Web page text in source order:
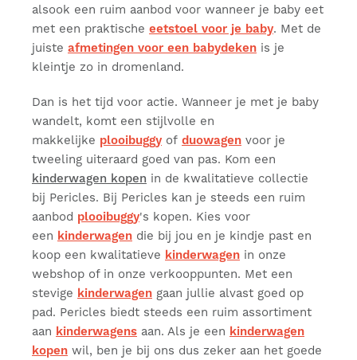
alsook een ruim aanbod voor wanneer je baby eet
met een praktische eetstoel voor je baby. Met de
juiste afmetingen voor een babydeken is je
kleintje zo in dromenland.
Dan is het tijd voor actie. Wanneer je met je baby
wandelt, komt een stijlvolle en
makkelijke plooibuggy of duowagen voor je
tweeling uiteraard goed van pas. Kom een
kinderwagen kopen in de kwalitatieve collectie
bij Pericles. Bij Pericles kan je steeds een ruim
aanbod plooibuggy's kopen. Kies voor
een kinderwagen die bij jou en je kindje past en
koop een kwalitatieve kinderwagen in onze
webshop of in onze verkooppunten. Met een
stevige kinderwagen gaan jullie alvast goed op
pad. Pericles biedt steeds een ruim assortiment
aan kinderwagens aan. Als je een kinderwagen
kopen wil, ben je bij ons dus zeker aan het goede